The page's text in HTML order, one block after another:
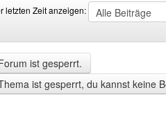
letzten Zeit anzeigen:
ist gesperrt.
ist gesperrt, du kannst keine